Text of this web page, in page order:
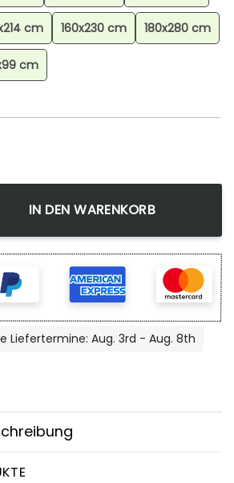
cm 160x230 cm 180x280 cm
cm
Gesicht Teppich, Hochwertiger
IN DEN WARENKORB
Liefertermine: Aug. 3rd - Aug. 8th